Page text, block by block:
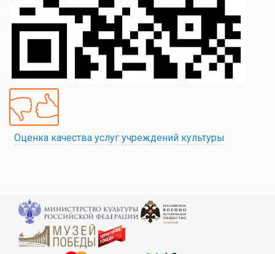
Оценка качества услуг учреждений культуры